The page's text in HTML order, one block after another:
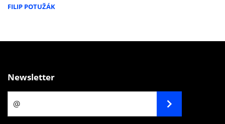
FILIP POTUŽÁK
Newsletter